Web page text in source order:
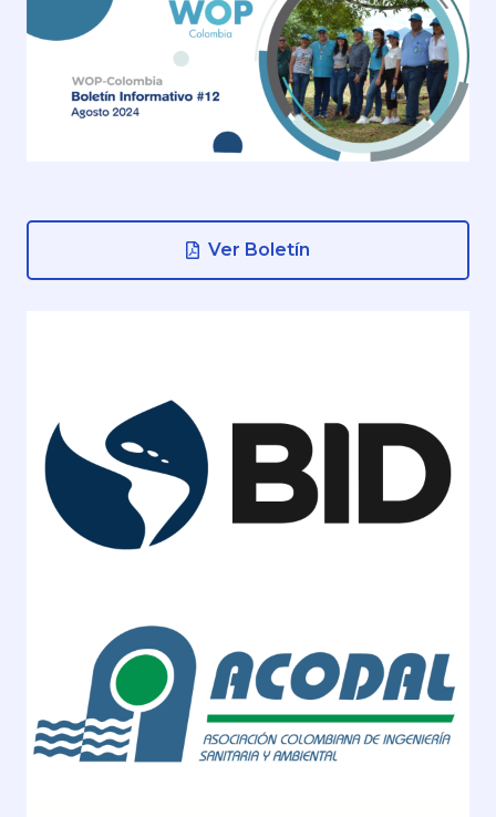
Ver Boletín